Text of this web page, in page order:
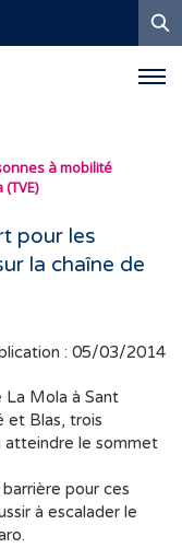
à mobilité
pour les
la chaîne de
: 05/03/2014
La Mola à Sant
et Blas, trois
atteindre le sommet
pour ces
à escalader le